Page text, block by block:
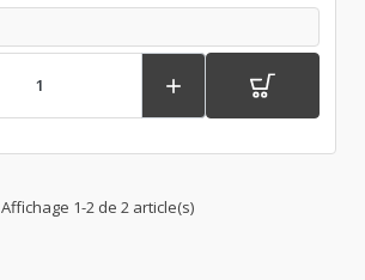

Affichage 1-2 de 2 article(s)